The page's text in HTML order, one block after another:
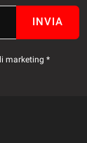
INVIA
marketing *